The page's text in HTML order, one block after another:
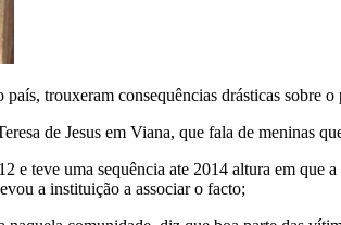
trouxeram consequências drásticas sobre
de Jesus em Viana, que fala de meninas
e teve uma sequência ate 2014 altura em
a instituição a associar o facto;